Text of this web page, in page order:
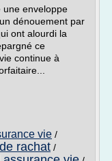
une enveloppe
dénouement par
ont alourdi la
ce
continue à
vie /
rachat /